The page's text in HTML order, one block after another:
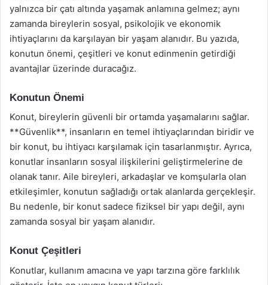
yalnızca bir çatı altında yaşamak anlamına gelmez; aynı
zamanda bireylerin sosyal, psikolojik ve ekonomik
ihtiyaçlarını da karşılayan bir yaşam alanıdır. Bu yazıda,
konutun önemi, çeşitleri ve konut edinmenin getirdiği
avantajlar üzerinde duracağız.
Konutun Önemi
Konut, bireylerin güvenli bir ortamda yaşamalarını sağlar.
**Güvenlik**, insanların en temel ihtiyaçlarından biridir ve
bir konut, bu ihtiyacı karşılamak için tasarlanmıştır. Ayrıca,
konutlar insanların sosyal ilişkilerini geliştirmelerine de
olanak tanır. Aile bireyleri, arkadaşlar ve komşularla olan
etkileşimler, konutun sağladığı ortak alanlarda gerçekleşir.
Bu nedenle, bir konut sadece fiziksel bir yapı değil, aynı
zamanda sosyal bir yaşam alanıdır.
Konut Çeşitleri
Konutlar, kullanım amacına ve yapı tarzına göre farklılık